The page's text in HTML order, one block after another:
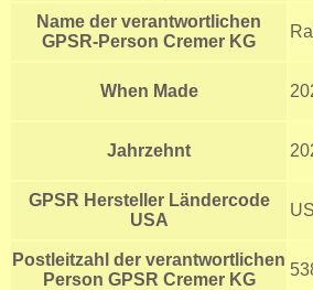
Name der verantwortlichen
GPSR-Person Cremer KG
When Made
Jahrzehnt
GPSR Hersteller Ländercode
USA
US
Postleitzahl der verantwortlichen
Person GPSR Cremer KG